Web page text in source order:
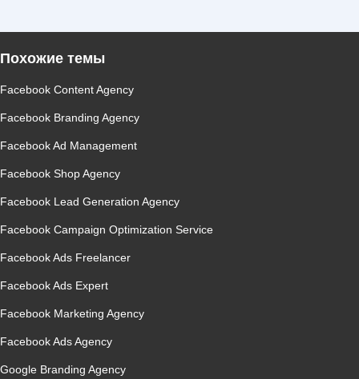
Похожие темы
Facebook Content Agency
Facebook Branding Agency
Facebook Ad Management
Facebook Shop Agency
Facebook Lead Generation Agency
Facebook Campaign Optimization Service
Facebook Ads Freelancer
Facebook Ads Expert
Facebook Marketing Agency
Facebook Ads Agency
Google Branding Agency